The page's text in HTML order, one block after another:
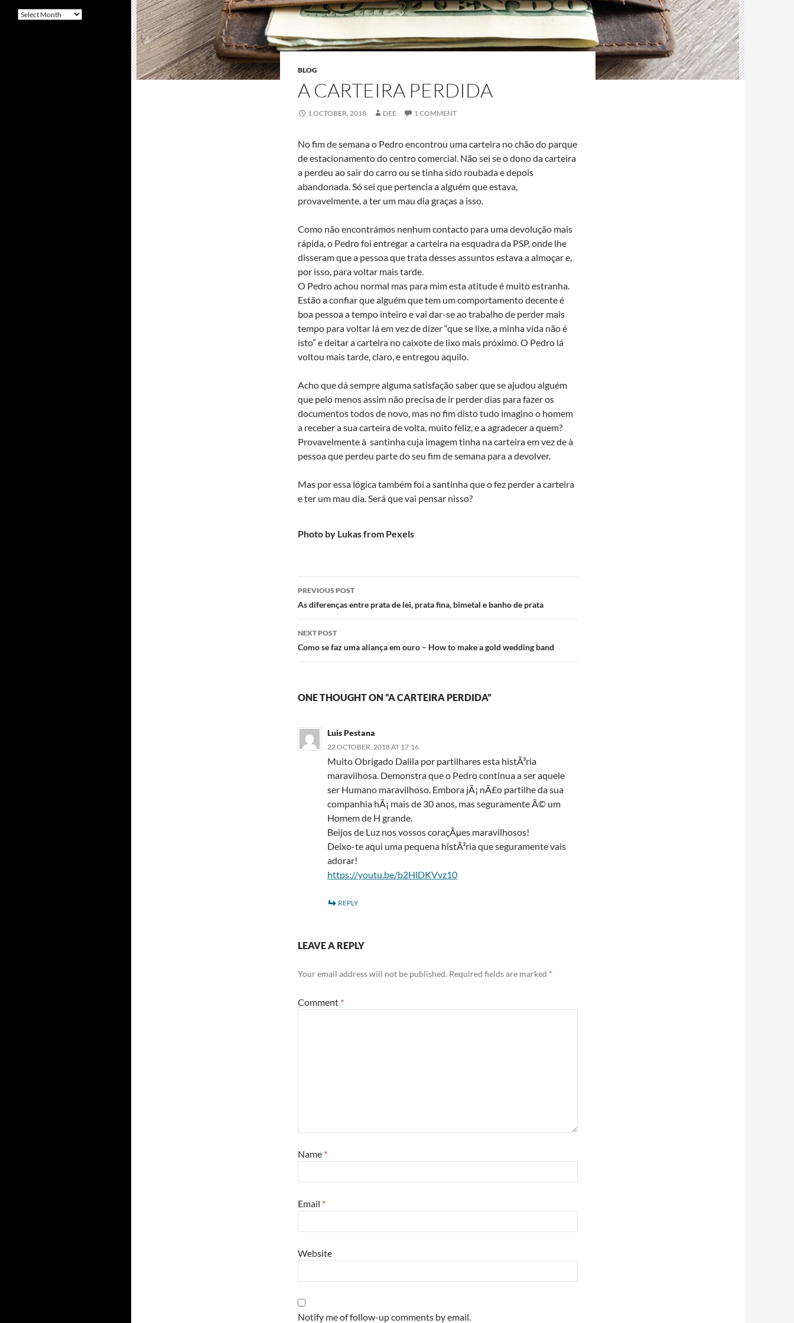
BLOG
A CARTEIRA PERDIDA
1 OCTOBER, 2018 DEE 1 COMMENT
No fim de semana o Pedro encontrou uma carteira no chão do parque
de estacionamento do centro comercial. Não sei se o dono da carteira
a perdeu ao sair do carro ou se tinha sido roubada e depois
abandonada. Só sei que pertencia a alguém que estava,
provavelmente, a ter um mau dia graças a isso.
Como não encontrámos nenhum contacto para uma devolução mais
rápida, o Pedro foi entregar a carteira na esquadra da PSP, onde lhe
disseram que a pessoa que trata desses assuntos estava a almoçar e,
por isso, para voltar mais tarde.
O Pedro achou normal mas para mim esta atitude é muito estranha.
Estão a confiar que alguém que tem um comportamento decente é
boa pessoa a tempo inteiro e vai dar-se ao trabalho de perder mais
tempo para voltar lá em vez de dizer “que se lixe, a minha vida não é
isto” e deitar a carteira no caixote de lixo mais próximo. O Pedro lá
voltou mais tarde, claro, e entregou aquilo.
Acho que dá sempre alguma satisfação saber que se ajudou alguém
que pelo menos assim não precisa de ir perder dias para fazer os
documentos todos de novo, mas no fim disto tudo imagino o homem
a receber a sua carteira de volta, muito feliz, e a agradecer a quem?
Provavelmente à santinha cuja imagem tinha na carteira em vez de à
pessoa que perdeu parte do seu fim de semana para a devolver.
Mas por essa lógica também foi a santinha que o fez perder a carteira
e ter um mau dia. Será que vai pensar nisso?
Photo by Lukas from Pexels
Post
navigation
PREVIOUS POST
As diferenças entre prata de lei, prata fina, bimetal e banho de prata
NEXT POST
Como se faz uma aliança em ouro – How to make a gold wedding band
ONE THOUGHT ON “A CARTEIRA PERDIDA”
Luis Pestana
22 OCTOBER, 2018 AT 17:16
Muito Obrigado Dalila por partilhares esta histÃ³ria
maravilhosa. Demonstra que o Pedro continua a ser aquele
ser Humano maravilhoso. Embora jÃ¡ nÃ£o partilhe da sua
companhia hÃ¡ mais de 30 anos, mas seguramente Ã© um
Homem de H grande.
Beijos de Luz nos vossos coraçÃµes maravilhosos!
Deixo-te aqui uma pequena histÃ³ria que seguramente vais
adorar!
https://youtu.be/b2HlDKVvz10
REPLY
LEAVE A REPLY
Your email address will not be published. Required fields are marked *
Comment *
Name *
Email *
Website
Notify me of follow-up comments by email.
Arquivo